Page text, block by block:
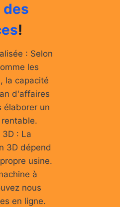
des
!
: Selon
les
la capacité
d'affaires
élaborer un
: La
3D dépend
usine.
à
nous
en ligne.